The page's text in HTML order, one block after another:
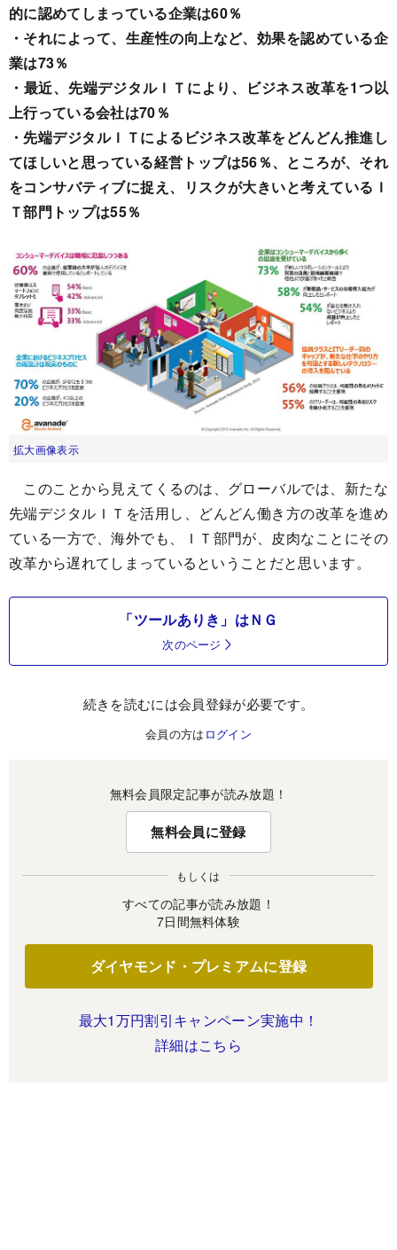
的に認めてしまっている企業は60％
・それによって、生産性の向上など、効果を認めている企
業は73％
・最近、先端デジタルＩＴにより、ビジネス改革を1つ以
上行っている会社は70％
・先端デジタルＩＴによるビジネス改革をどんどん推進し
てほしいと思っている経営トップは56％、ところが、それ
をコンサバティブに捉え、リスクが大きいと考えているＩ
Ｔ部門トップは55％
拡大画像表示
このことから見えてくるのは、グローバルでは、新たな
先端デジタルＩＴを活用し、どんどん働き方の改革を進め
ている一方で、海外でも、ＩＴ部門が、皮肉なことにその
改革から遅れてしまっているということだと思います。
「ツールありき」はＮＧ
次のページ
続きを読むには会員登録が必要です。
会員の方は ログイン
無料会員限定記事が読み放題！
無料会員に登録
もしくは
すべての記事が読み放題！
7日間無料体験
ダイヤモンド・プレミアムに登録
最大1万円割引キャンペーン実施中！
詳細はこちら